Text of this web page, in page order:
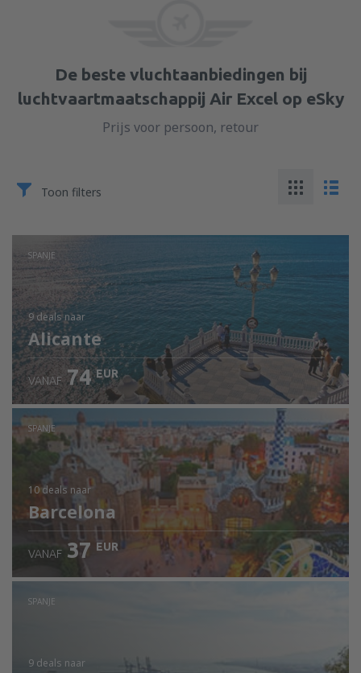
De beste vluchtaanbiedingen bij
luchtvaartmaatschappij Air Excel op eSky
Prijs voor persoon, retour
Toon filters
SPANJE
9 dealsnaar
Alicante
VANAF 74 EUR
SPANJE
10 deals naar
Barcelona
VANAF 37 EUR
SPANJE
9 deals naar